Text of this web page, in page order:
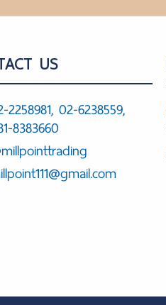
US
2258981, 02-6238559,
8383660